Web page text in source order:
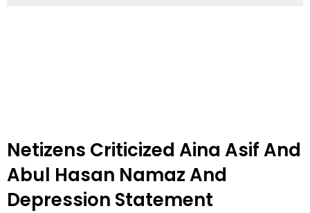
Netizens Criticized Aina Asif And
Abul Hasan Namaz And
Depression Statement